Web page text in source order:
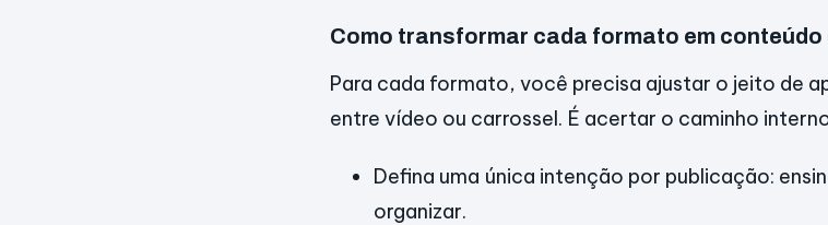
Como transformar cada formato em conteúdo
Para cada formato, você precisa ajustar o jeito de
entre vídeo ou carrossel. É acertar o caminho
Defina uma única intenção por publicação:
organizar.